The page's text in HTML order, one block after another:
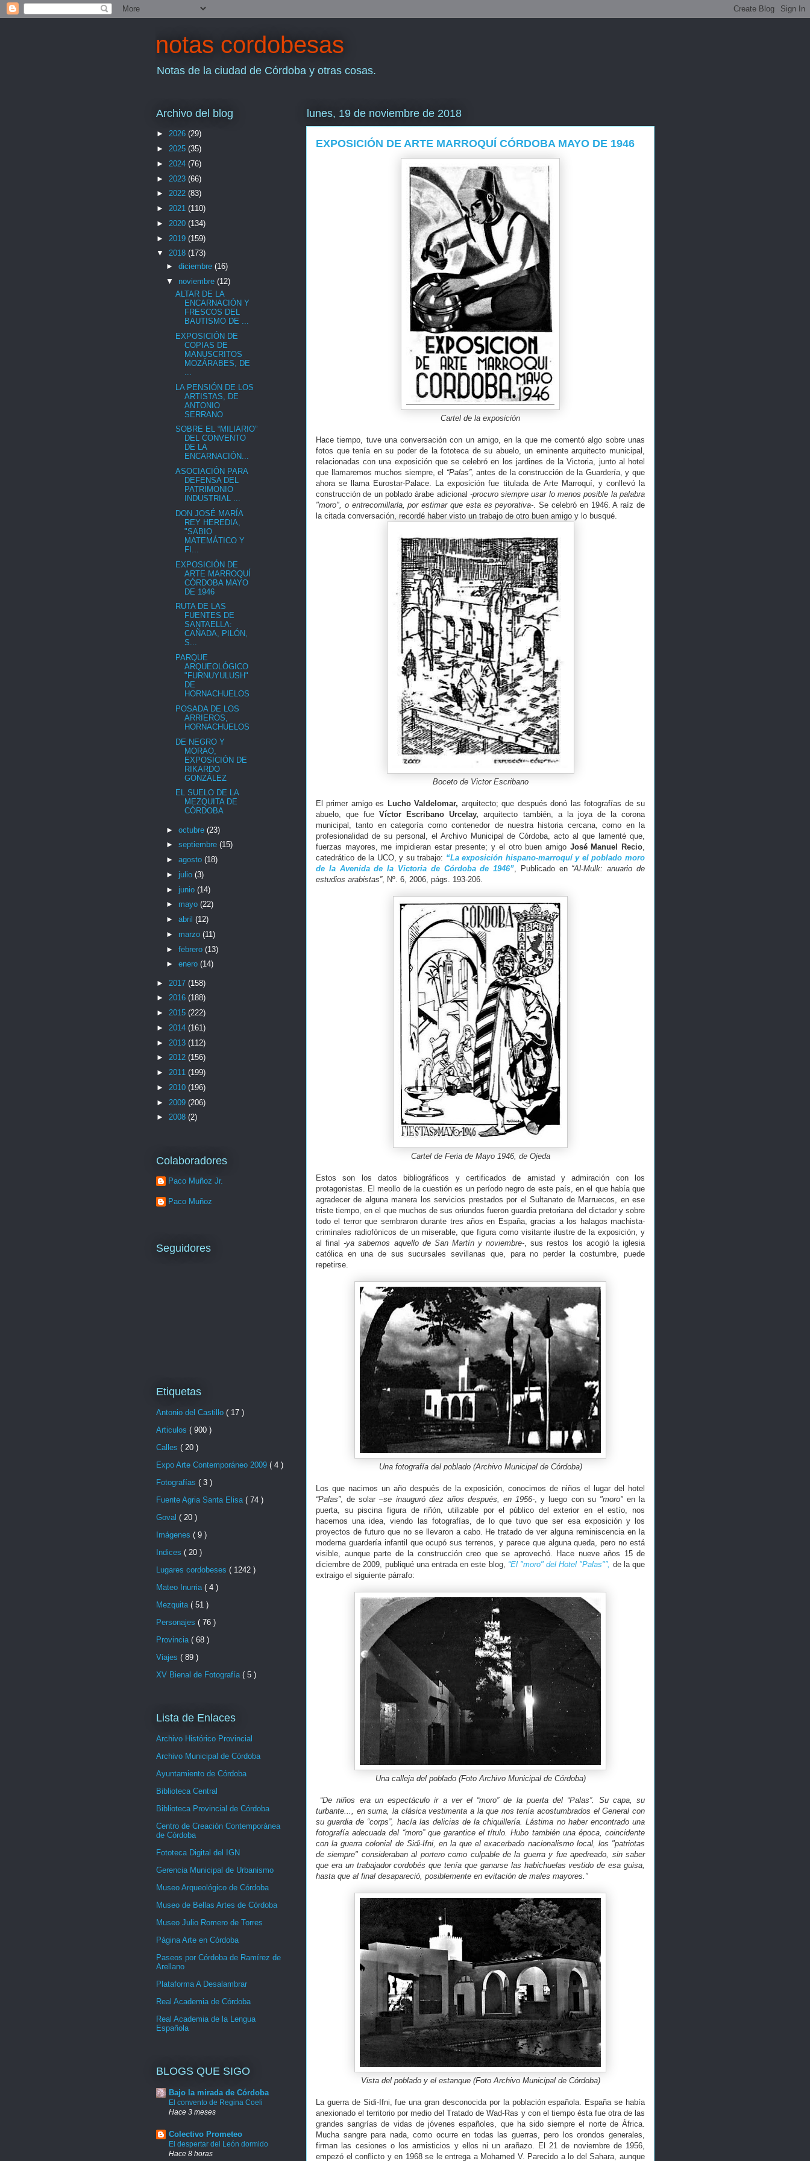
notas cordobesas
Notas de la ciudad de Córdoba y otras cosas.
lunes, 19 de noviembre de 2018
EXPOSICIÓN DE ARTE MARROQUÍ CÓRDOBA MAYO DE 1946
Cartel de la exposición
Hace tiempo, tuve una conversación con un amigo, en la que me comentó algo sobre unas
fotos que tenía en su poder de la fototeca de su abuelo, un eminente arquitecto municipal,
relacionadas con una exposición que se celebró en los jardines de la Victoria, junto al hotel
que llamaremos muchos siempre, el “Palas”, antes de la construcción de la Guardería, y que
ahora se llama Eurostar-Palace. La exposición fue titulada de Arte Marroquí, y conllevó la
construcción de un poblado árabe adicional -procuro siempre usar lo menos posible la palabra
"moro", o entrecomillarla, por estimar que esta es peyorativa-. Se celebró en 1946. A raíz de
la citada conversación, recordé haber visto un trabajo de otro buen amigo y lo busqué.
Boceto de Victor Escribano
El primer amigo es Lucho Valdelomar, arquitecto; que después donó las fotografías de su
abuelo, que fueVíctor Escribano Urcelay, arquitecto también, a la joya de la corona
municipal, tanto en categoría como contenedor de nuestra historia cercana, como en la
profesionalidad de su personal, el Archivo Municipal de Córdoba, acto al que lamenté que,
fuerzas mayores, me impidieran estar presente; y el otro buen amigoJosé Manuel Recio,
catedrático de la UCO, y su trabajo: “La exposición hispano-marroquí y el poblado moro
de la Avenida de la Victoria de Córdoba de 1946”, Publicado en “Al-Mulk: anuario de
estudios arabistas”, Nº. 6, 2006, págs. 193-206.
Cartel de Feria de Mayo 1946, de Ojeda
Estos son los datos bibliográficos y certificados de amistad y admiración con los
protagonistas. El meollo de la cuestión es un período negro de este país, en el que había que
agradecer de alguna manera los servicios prestados por el Sultanato de Marruecos, en ese
triste tiempo, en el que muchos de sus oriundos fueron guardia pretoriana del dictador y sobre
todo el terror que sembraron durante tres años en España, gracias a los halagos machista-
criminales radiofónicos de un miserable, que figura como visitante ilustre de la exposición, y
al final-ya sabemos aquello de San Martín y noviembre-, sus restos los acogió la iglesia
católica en una de sus sucursales sevillanas que, para no perder la costumbre, puede
repetirse.
Una fotografía del poblado (Archivo Municipal de Córdoba)
Los que nacimos un año después de la exposición, conocimos de niños el lugar del hotel
“Palas”, de solar–se inauguró diez años después, en 1956-, y luego con su "moro" en la
puerta, su piscina figura de riñón, utilizable por el público del exterior en el estío, nos
hacemos una idea, viendo las fotografías, de lo que tuvo que ser esa exposición y los
proyectos de futuro que no se llevaron a cabo. He tratado de ver alguna reminiscencia en la
moderna guardería infantil que ocupó sus terrenos, y parece que alguna queda, pero no está
visible, aunque parte de la construcción creo que se aprovechó. Hace nueve años 15 de
diciembre de 2009, publiqué una entrada en este blog, “El "moro" del Hotel "Palas"”, de la que
extraigo el siguiente párrafo:
Una calleja del poblado (Foto Archivo Municipal de Córdoba)
“De niños era un espectáculo ir a ver el “moro” de la puerta del “Palas”. Su capa, su
turbante..., en suma, la clásica vestimenta a la que nos tenía acostumbrados el General con
su guardia de “corps”, hacía las delicias de la chiquillería. Lástima no haber encontrado una
fotografía adecuada del “moro” que garantice el título. Hubo también una época, coincidente
con la guerra colonial de Sidi-Ifni, en la que el exacerbado nacionalismo local, los "patriotas
de siempre" consideraban al portero como culpable de la guerra y fue apedreado, sin saber
que era un trabajador cordobés que tenía que ganarse las habichuelas vestido de esa guisa,
hasta que al final desapareció, posiblemente en evitación de males mayores.”
Vista del poblado y el estanque (Foto Archivo Municipal de Córdoba)
La guerra de Sidi-Ifni, fue una gran desconocida por la población española. España se había
anexionado el territorio por medio del Tratado de Wad-Ras y con el tiempo ésta fue otra de las
grandes sangrías de vidas de jóvenes españoles, que ha sido siempre el norte de África.
Mucha sangre para nada, como ocurre en todas las guerras, pero los orondos generales,
firman las cesiones o los armisticios y ellos ni un arañazo. El 21 de noviembre de 1956,
empezó el conflicto y en 1968 se le entrega a Mohamed V. Parecido a lo del Sahara, aunque
Archivo del blog
► 2026 (29)
► 2025 (35)
► 2024 (76)
► 2023 (66)
► 2022 (83)
► 2021 (110)
► 2020 (134)
► 2019 (159)
▼ 2018 (173)
► diciembre (16)
▼ noviembre (12)
ALTAR DE LA
ENCARNACIÓN Y
FRESCOS DEL
BAUTISMO DE ...
EXPOSICIÓN DE
COPIAS DE
MANUSCRITOS
MOZÁRABES, DE
LA PENSIÓN DE LOS
ARTISTAS, DE
ANTONIO
SERRANO
SOBRE EL “MILIARIO”
DEL CONVENTO
DE LA
ENCARNACIÓN...
ASOCIACIÓN PARA
DEFENSA DEL
PATRIMONIO
INDUSTRIAL ...
DON JOSÉ MARÍA
REY HEREDIA,
"SABIO
MATEMÁTICO Y
FI...
EXPOSICIÓN DE
ARTE MARROQUÍ
CÓRDOBA MAYO
DE 1946
RUTA DE LAS
FUENTES DE
SANTAELLA:
CAÑADA, PILÓN,
S...
PARQUE
ARQUEOLÓGICO
"FURNUYULUSH"
DE
HORNACHUELOS
POSADA DE LOS
ARRIEROS,
HORNACHUELOS
DE NEGRO Y
MORAO,
EXPOSICIÓN DE
RIKARDO
GONZÁLEZ
EL SUELO DE LA
MEZQUITA DE
CÓRDOBA
► octubre (23)
► septiembre (15)
► agosto (18)
► julio (3)
► junio (14)
► mayo (22)
► abril (12)
► marzo (11)
► febrero (13)
► enero (14)
► 2017 (158)
► 2016 (188)
► 2015 (222)
► 2014 (161)
► 2013 (112)
► 2012 (156)
► 2011 (199)
► 2010 (196)
► 2009 (206)
► 2008 (2)
Colaboradores
Paco Muñoz Jr.
Paco Muñoz
Seguidores
Etiquetas
Antonio del Castillo ( 17 )
Articulos ( 900 )
Calles ( 20 )
Expo Arte Contemporáneo 2009 ( 4 )
Fotografías ( 3 )
Fuente Agria Santa Elisa ( 74 )
Goval ( 20 )
Imágenes ( 9 )
Indices ( 20 )
Lugares cordobeses ( 1242 )
Mateo Inurria ( 4 )
Mezquita ( 51 )
Personajes ( 76 )
Provincia ( 68 )
Viajes ( 89 )
XV Bienal de Fotografía ( 5 )
Lista de Enlaces
Archivo Histórico Provincial
Archivo Municipal de Córdoba
Ayuntamiento de Córdoba
Biblioteca Central
Biblioteca Provincial de Córdoba
Centro de Creación Contemporánea
de Córdoba
Fototeca Digital del IGN
Gerencia Municipal de Urbanismo
Museo Arqueológico de Córdoba
Museo de Bellas Artes de Córdoba
Museo Julio Romero de Torres
Página Arte en Córdoba
Paseos por Córdoba de Ramírez de
Arellano
Plataforma A Desalambrar
Real Academia de Córdoba
Real Academia de la Lengua
Española
BLOGS QUE SIGO
Bajo la mirada de Córdoba
El convento de Regina Coeli
Hace 3 meses
Colectivo Prometeo
El despertar del León dormido
Hace 8 horas